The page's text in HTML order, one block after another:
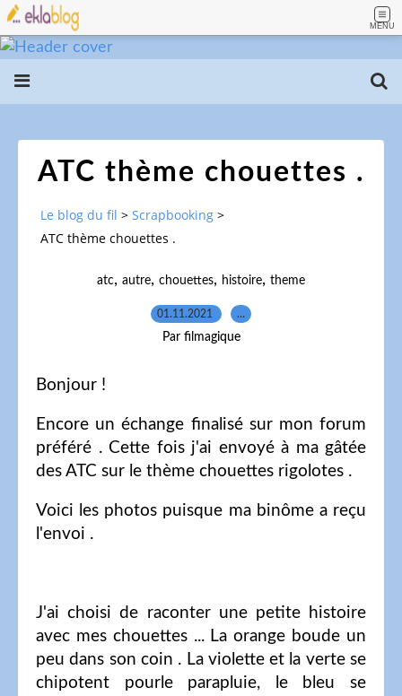
MENU
ATC thème chouettes .
Le blog du fil > Scrapbooking >
ATC thème chouettes .
atc, autre, chouettes, histoire, theme
01.11.2021 …
Par filmagique
Bonjour !
Encore un échange finalisé sur mon forum
préféré . Cette fois j'ai envoyé à ma gâtée
des ATC sur le thème chouettes rigolotes .
Voici les photos puisque ma binôme a reçu
l'envoi .
J'ai choisi de raconter une petite histoire
avec mes chouettes ... La orange boude un
peu dans son coin . La violette et la verte se
chipotent pourle parapluie, le bleu se